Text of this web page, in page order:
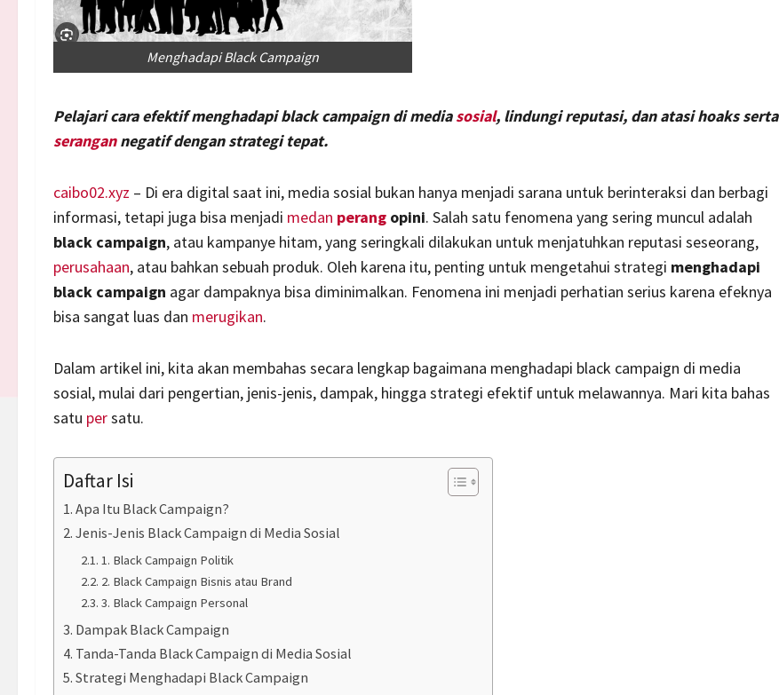
Menghadapi Black Campaign
Pelajari cara efektif menghadapi black campaign di mediasosial, lindungi reputasi, dan atasi hoaks serta
serangannegatif dengan strategi tepat.
caibo02.xyz – Di era digital saat ini, media sosial bukan hanya menjadi sarana untuk berinteraksi dan berbagi
informasi, tetapi juga bisa menjadi medan perang opini. Salah satu fenomena yang sering muncul adalah
black campaign, atau kampanye hitam, yang seringkali dilakukan untuk menjatuhkan reputasi seseorang,
perusahaan, atau bahkan sebuah produk. Oleh karena itu, penting untuk mengetahui strategi menghadapi
black campaign agar dampaknya bisa diminimalkan. Fenomena ini menjadi perhatian serius karena efeknya
bisa sangat luas dan merugikan.
Dalam artikel ini, kita akan membahas secara lengkap bagaimana menghadapi black campaign di media
sosial, mulai dari pengertian, jenis-jenis, dampak, hingga strategi efektif untuk melawannya. Mari kita bahas
satu persatu.
Daftar Isi
Apa Itu Black Campaign?
Jenis-Jenis Black Campaign di Media Sosial
1. Black Campaign Politik
2. Black Campaign Bisnis atau Brand
3. Black Campaign Personal
Dampak Black Campaign
Tanda-Tanda Black Campaign di Media Sosial
Strategi Menghadapi Black Campaign